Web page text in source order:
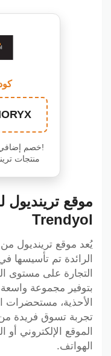
منتجات
موقع ترينديول
Trendyol
يُعد موقع ترينديول
الرائدة تم تأسيسها
التجارة على مستوى
بتوفير مجموعة
الأحذية، مستحضرات
تجربة تسوق فريدة من
الموقع الإلكتروني
الهواتف.